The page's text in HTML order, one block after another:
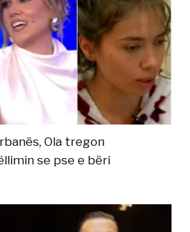
Ola tregon
se pse e bëri